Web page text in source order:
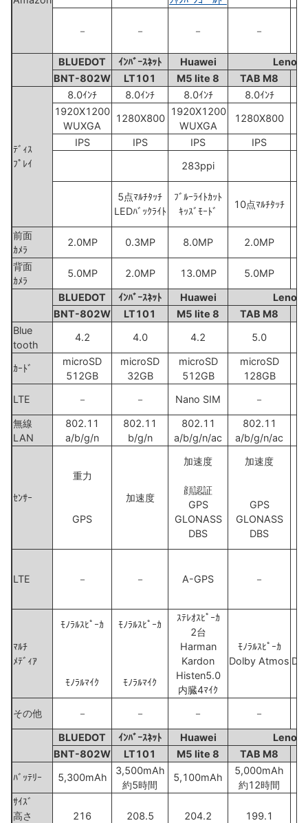
－ － － －
BLUEDOT ｲﾝﾊﾞｰｽﾈｯﾄ Huawei
Lenovo
BNT-802W
LT101 M5 lite 8 TAB M8
ﾃﾞｨｽ
ﾌﾟﾚｲ
8.0ｲﾝﾁ 8.0ｲﾝﾁ 8.0ｲﾝﾁ 8.0ｲﾝﾁ
1920X1200
WUXGA
1280X800
1920X1200
WUXGA
1280X800
IPS IPS IPS
IPS
283ppi
5点ﾏﾙﾁﾀｯﾁ
LEDﾊﾞｯｸﾗｲﾄ
ﾌﾞﾙｰﾗｲﾄｶｯﾄ
ｷｯｽﾞﾓｰﾄﾞ
10点ﾏﾙﾁﾀｯﾁ
前面
ｶﾒﾗ
2.0MP 0.3MP 8.0MP 2.0MP
背面
ｶﾒﾗ
5.0MP 2.0MP 13.0MP 5.0MP
BLUEDOT ｲﾝﾊﾞｰｽﾈｯﾄ Huawei
Lenovo
BNT-802W
LT101 M5 lite 8 TAB M8
Blue
tooth
4.2 4.0 4.2 5.0
ｶｰﾄﾞ
microSD
512GB
microSD
32GB
microSD
512GB
microSD
128GB
LTE
－ － Nano SIM －
無線
LAN
802.11
a/b/g/n
802.11
b/g/n
802.11
a/b/g/n/ac
802.11
a/b/g/n/ac
ｾﾝｻｰ
重力
GPS
加速度
加速度
顔認証
GPS
GLONASS
DBS
加速度
GPS
GLONASS
DBS
LTE － － A-GPS －
ﾏﾙﾁ
ﾒﾃﾞｨｱ
ﾓﾉﾗﾙｽﾋﾟｰｶ
ﾓﾉﾗﾙﾏｲｸ
ﾓﾉﾗﾙｽﾋﾟｰｶ
ﾓﾉﾗﾙﾏｲｸ
ｽﾃﾚｵｽﾋﾟｰｶ
2台
Harman
Kardon
Histen5.0
内臓4ﾏｲｸ
ﾓﾉﾗﾙｽﾋﾟｰｶ
Dolby Atmos
その他 － － － －
BLUEDOT ｲﾝﾊﾞｰｽﾈｯﾄ Huawei
Lenovo
BNT-802W
LT101 M5 lite 8 TAB M8
ﾊﾞｯﾃﾘｰ
5,300mAh
3,500mAh
約5時間
5,100mAh
5,000mAh
約12時間
ｻｲｽﾞ
高さ
216
208.5
204.2
199.1